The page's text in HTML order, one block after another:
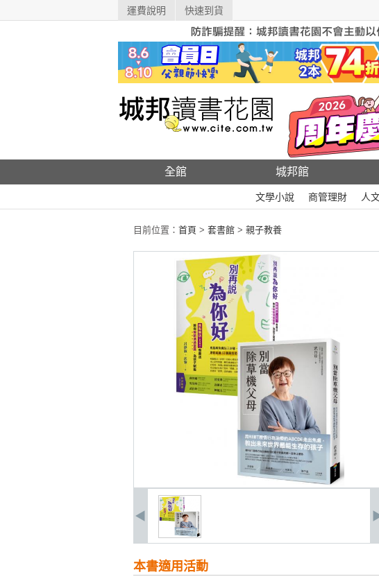
運費說明 快速到貨
全館 城邦館
文學小說 商管理財 人
目前位置： 首頁 > 套書館 > 親子教養
本書適用活動